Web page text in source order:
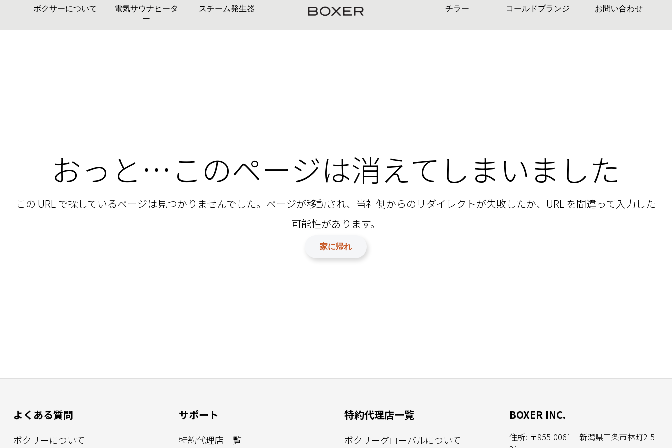
ボクサーについて
電気サウナヒータ
ー
スチーム発生器 チラー コールドプランジ お問い合わせ
おっと…このページは消えてしまいました
この URL で探しているページは見つかりませんでした。ページが移動され、当社側からのリダイレクトが失敗したか、URL を間違って入力した
可能性があります。
家に帰れ
よくある質問
ボクサーについて
サポート
特約代理店一覧
特約代理店一覧
ボクサーグローバルについて
BOXER INC.
住所: 〒955-0061 新潟県三条市林町2-5-